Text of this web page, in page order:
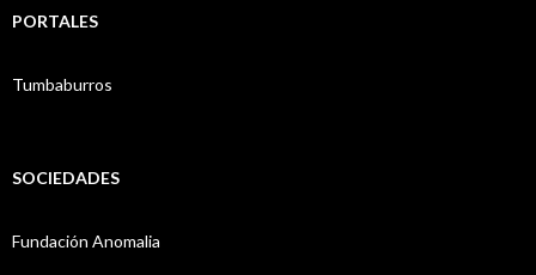
PORTALES
Tumbaburros
SOCIEDADES
Fundación Anomalia